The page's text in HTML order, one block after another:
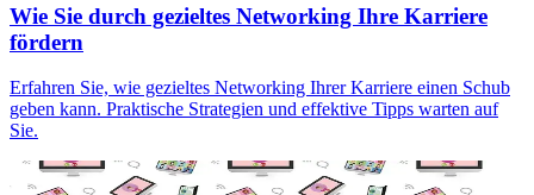
Wie Sie durch gezieltes Networking Ihre Karriere
fördern
Erfahren Sie, wie gezieltes Networking Ihrer Karriere einen Schub
geben kann. Praktische Strategien und effektive Tipps warten auf
Sie.